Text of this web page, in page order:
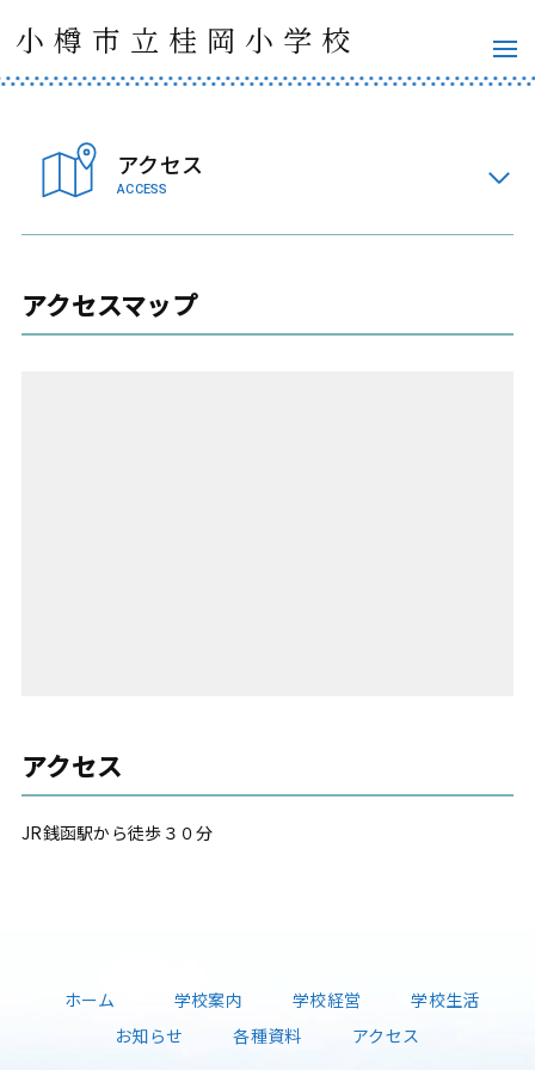
小樽市立桂岡小学校
アクセス
ACCESS
アクセスマップ
アクセス
JR銭函駅から徒歩３０分
ホーム 学校案内 学校経営
学校生活
お知らせ
各種資料 アクセス